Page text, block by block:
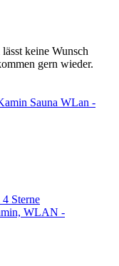
keine Wunsch
gern wieder.
Sauna WLan -
Sterne
WLAN -